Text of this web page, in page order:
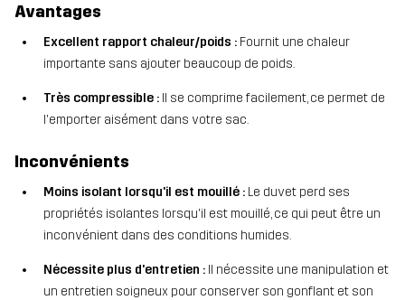
Avantages
Excellent rapport chaleur/poids : Fournit une chaleur
importante sans ajouter beaucoup de poids.
Très compressible : Il se comprime facilement, ce permet de
l'emporter aisément dans votre sac.
Inconvénients
Moins isolant lorsqu'il est mouillé : Le duvet perd ses
propriétés isolantes lorsqu'il est mouillé, ce qui peut être un
inconvénient dans des conditions humides.
Nécessite plus d'entretien : Il nécessite une manipulation et
un entretien soigneux pour conserver son gonflant et son